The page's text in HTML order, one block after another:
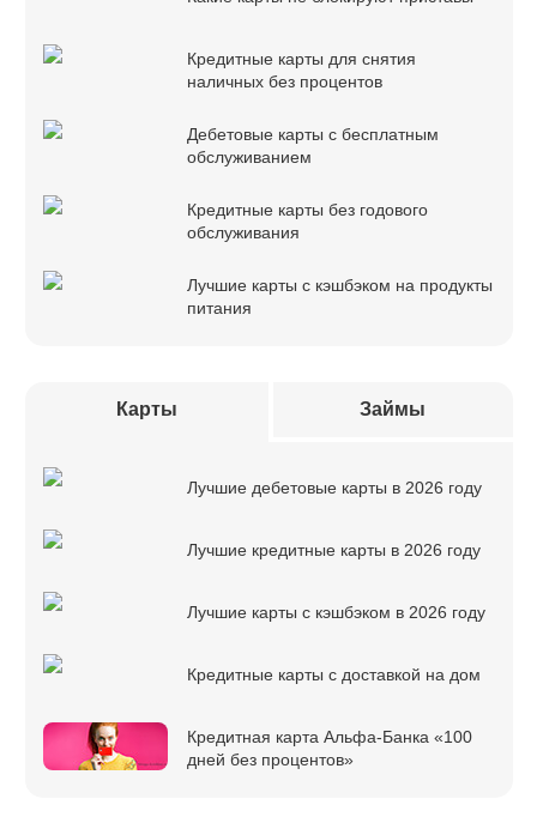
Кредитные карты для снятия
наличных без процентов
Дебетовые карты с бесплатным
обслуживанием
Кредитные карты без годового
обслуживания
Лучшие карты с кэшбэком на продукты
питания
Карты Займы
Лучшие дебетовые карты в 2026 году
Лучшие кредитные карты в 2026 году
Лучшие карты с кэшбэком в 2026 году
Кредитные карты с доставкой на дом
Кредитная карта Альфа-Банка «100
дней без процентов»